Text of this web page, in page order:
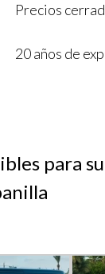
Precios
20 años de
para